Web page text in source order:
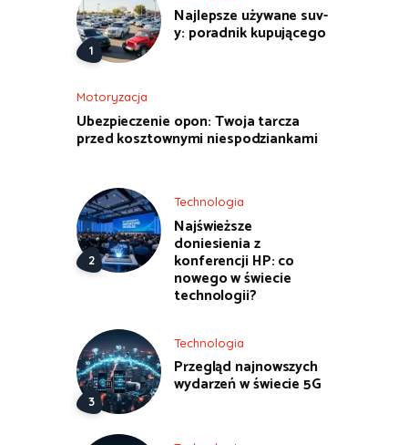
Najlepsze używane suv-
y: poradnik kupującego
Motoryzacja
Ubezpieczenie opon: Twoja tarcza
przed kosztownymi niespodziankami
Technologia
Najświeższe
doniesienia z
konferencji HP: co
nowego w świecie
technologii?
Technologia
Przegląd najnowszych
wydarzeń w świecie 5G